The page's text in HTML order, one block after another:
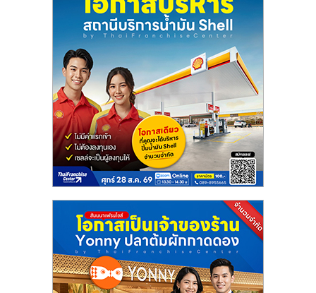
ไชส์
ขาย
แฟ
ไชส์
แฟ